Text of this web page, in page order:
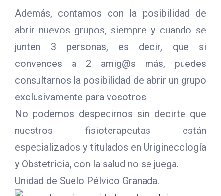
Además, contamos con la posibilidad de
abrir nuevos grupos, siempre y cuando se
junten 3 personas, es decir, que si
convences a 2 amig@s más, puedes
consultarnos la posibilidad de abrir un grupo
exclusivamente para vosotros.
No podemos despedirnos sin decirte que
nuestros fisioterapeutas están
especializados y titulados en Uriginecología
y Obstetricia, con la salud no se juega.
Unidad de Suelo Pélvico Granada.